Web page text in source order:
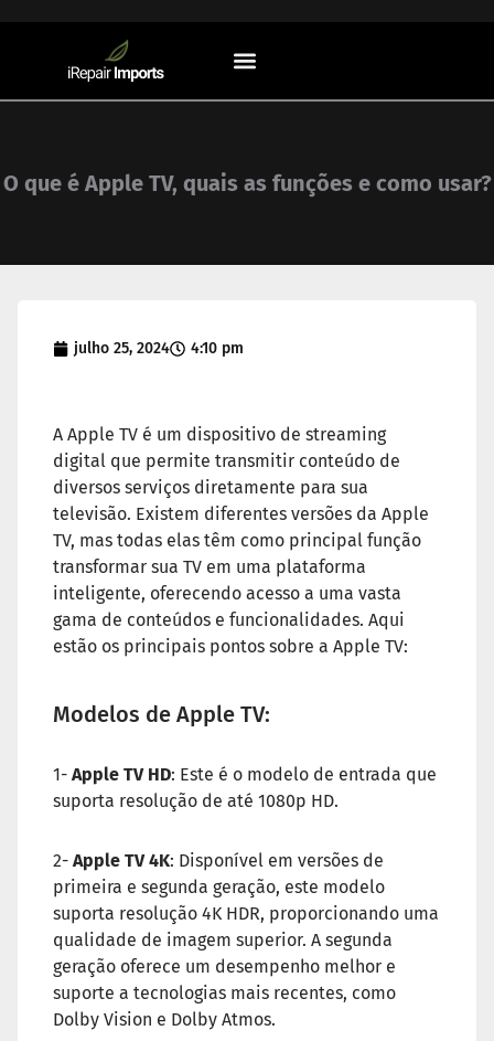
O que é Apple TV, quais as funções e como usar?
julho 25, 2024 4:10 pm
A Apple TV é um dispositivo de streaming
digital que permite transmitir conteúdo de
diversos serviços diretamente para sua
televisão. Existem diferentes versões da Apple
TV, mas todas elas têm como principal função
transformar sua TV em uma plataforma
inteligente, oferecendo acesso a uma vasta
gama de conteúdos e funcionalidades. Aqui
estão os principais pontos sobre a Apple TV:
Modelos de Apple TV:
1- Apple TV HD: Este é o modelo de entrada que
suporta resolução de até 1080p HD.
2- Apple TV 4K: Disponível em versões de
primeira e segunda geração, este modelo
suporta resolução 4K HDR, proporcionando uma
qualidade de imagem superior. A segunda
geração oferece um desempenho melhor e
suporte a tecnologias mais recentes, como
Dolby Vision e Dolby Atmos.